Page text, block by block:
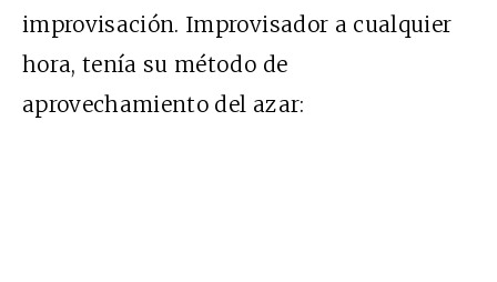
improvisación. Improvisador a cualquier
hora, tenía su método de
aprovechamiento del azar: